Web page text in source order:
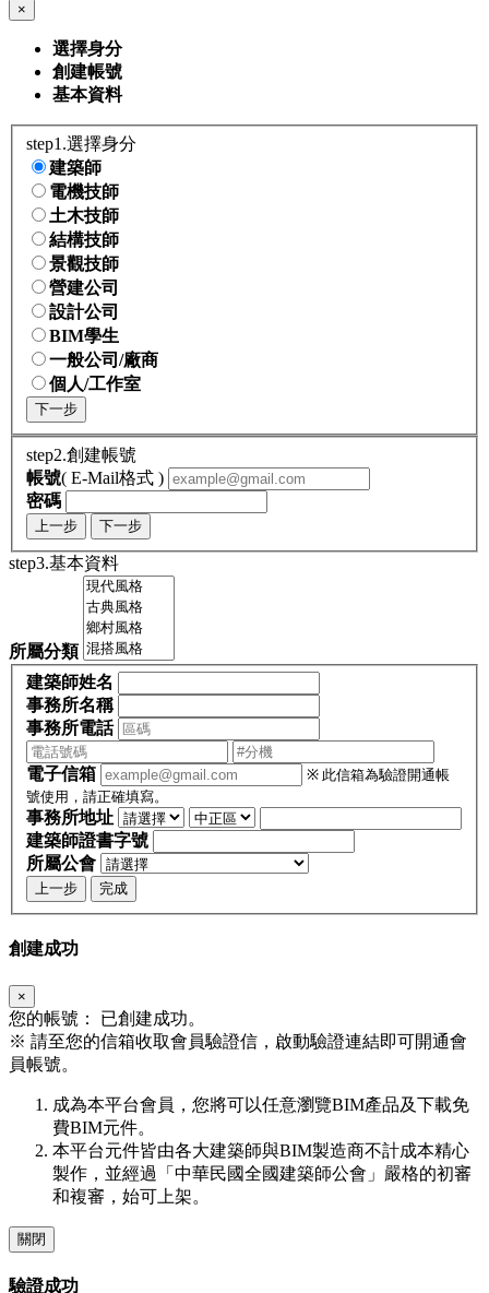
×
選擇身分
創建帳號
基本資料
step1.選擇身分
建築師
電機技師
土木技師
結構技師
景觀技師
營建公司
設計公司
BIM學生
一般公司/廠商
個人/工作室
下一步
step2.創建帳號
帳號( E-Mail格式 )
密碼
上一步 下一步
step3.基本資料
所屬分類
建築師姓名
事務所名稱
事務所電話
電子信箱
※ 此信箱為驗證開通帳
號使用，請正確填寫。
事務所地址
建築師證書字號
所屬公會
上一步 完成
創建成功
×
您的帳號：
已創建成功。
※ 請至您的信箱收取會員驗證信，啟動驗證連結即可開通會
員帳號。
成為本平台會員，您將可以任意瀏覽BIM產品及下載免
費BIM元件。
本平台元件皆由各大建築師與BIM製造商不計成本精心
製作，並經過「中華民國全國建築師公會」嚴格的初審
和複審，始可上架。
關閉
驗證成功